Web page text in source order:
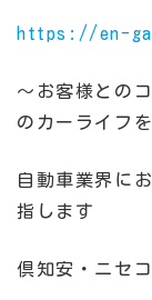
https://en-
～お客様との
のカーライフ
自動車業界に
指します
倶知安・ニセ